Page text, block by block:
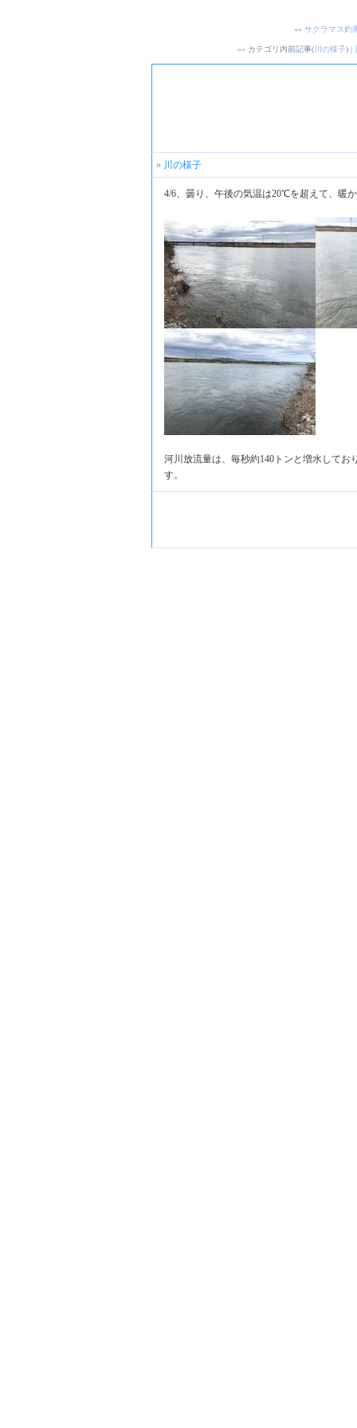
«« サクラマス釣
«« カテゴリ内前記事( 川の様子) |
» 川の様子
4/6、曇り、午後の気温は20℃を超えて、暖
河川放流量は、毎秒約140トンと増水して
す。